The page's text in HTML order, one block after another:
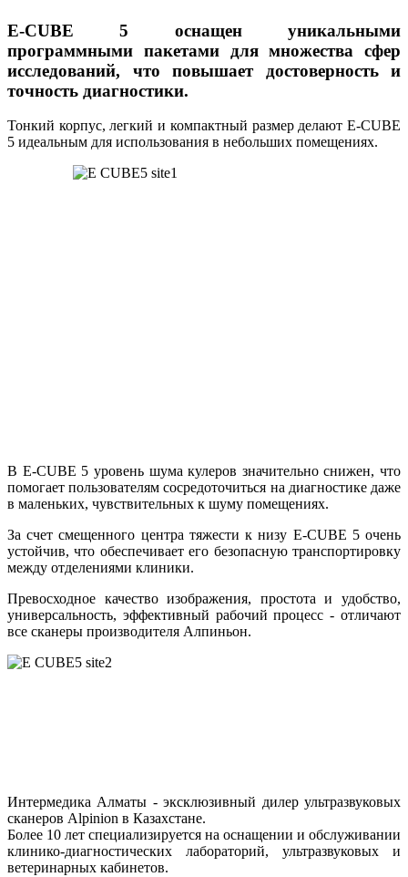
E-CUBE 5 оснащен уникальными
программными пакетами для множества сфер
исследований, что повышает достоверность и
точность диагностики.
Тонкий корпус, легкий и компактный размер делают E-CUBE
5 идеальным для использования в небольших помещениях.
В E-CUBE 5 уровень шума кулеров значительно снижен, что
помогает пользователям сосредоточиться на диагностике даже
в маленьких, чувствительных к шуму помещениях.
За счет смещенного центра тяжести к низу E-CUBE 5 очень
устойчив, что обеспечивает его безопасную транспортировку
между отделениями клиники.
Превосходное качество изображения, простота и удобство,
универсальность, эффективный рабочий процесс - отличают
все сканеры производителя Алпиньон.
Интермедика Алматы - эксклюзивный дилер ультразвуковых
сканеров Alpinion в Казахстане.
Более 10 лет специализируется на оснащении и обслуживании
клинико-диагностических лабораторий, ультразвуковых и
ветеринарных кабинетов.